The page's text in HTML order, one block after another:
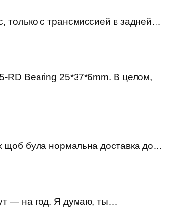
только с трансмиссией в задней…
RD Bearing 25*37*6mm. В целом,
щоб була нормальна доставка до…
— на год. Я думаю, ты…